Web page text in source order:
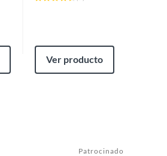
Ver producto
Patrocinado